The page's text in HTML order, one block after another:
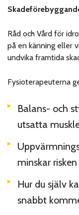
Råd och Vård för
på en känning eller
undvika framtida
Fysioterapeuterna
Balans- och
utsatta
minskar
Hur du själv
snabbt